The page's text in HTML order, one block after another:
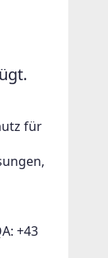
für
+43